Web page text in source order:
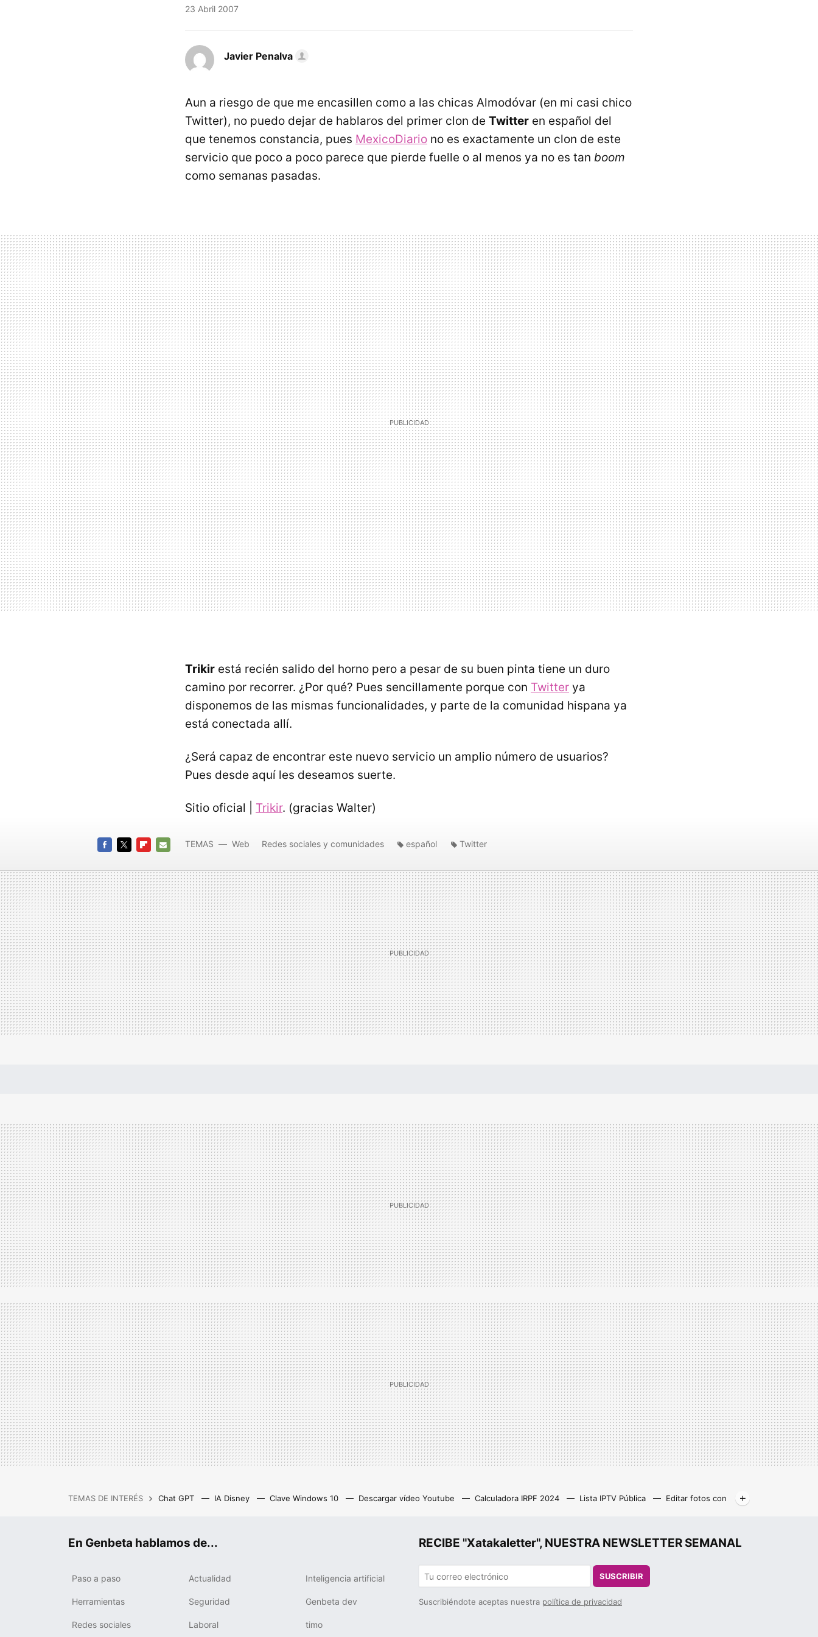
23 Abril 2007
Javier Penalva
Aun a riesgo de que me encasillen como a las chicas Almodóvar (en mi casi chico
Twitter), no puedo dejar de hablaros del primer clon de Twitter en español del
que tenemos constancia, pues MexicoDiario no es exactamente un clon de este
servicio que poco a poco parece que pierde fuelle o al menos ya no es tan boom
como semanas pasadas.
Trikir está recién salido del horno pero a pesar de su buen pinta tiene un duro
camino por recorrer. ¿Por qué? Pues sencillamente porque con Twitter ya
disponemos de las mismas funcionalidades, y parte de la comunidad hispana ya
está conectada allí.
¿Será capaz de encontrar este nuevo servicio un amplio número de usuarios?
Pues desde aquí les deseamos suerte.
Sitio oficial | Trikir. (gracias Walter)
MAIL
TEMAS Web Redes sociales y comunidades español Twitter
TEMAS DE INTERÉS Chat GPT IA Disney Clave Windows 10 Descargar vídeo Youtube Calculadora IRPF 2024 Lista IPTV Pública
Editar fotos con
RECIBE "Xatakaletter", NUESTRA NEWSLETTER SEMANAL
SUSCRIBIR
Suscribiéndote aceptas nuestra política de privacidad
En Genbeta hablamos de...
Paso a paso Actualidad Inteligencia artificial
Herramientas Seguridad Genbeta dev
Redes sociales Laboral timo